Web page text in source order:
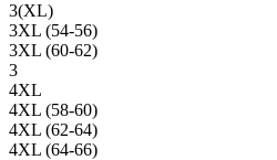
3(XL)
3XL (54-56)
3XL (60-62)
3
4XL
4XL (58-60)
4XL (62-64)
4XL (64-66)